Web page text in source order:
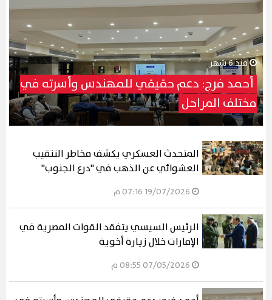
منذ 6 شهر
أحمد فرج: دعم حقيقي للمهندس وأسرته في
مختلف المراحل
المتحدث العسكري يكشف مخاطر التنقيب
العشوائي عن الذهب في "درع الجنوب"
الرئيس السيسي يتفقد القوات المصرية في
الإمارات خلال زيارة أخوية